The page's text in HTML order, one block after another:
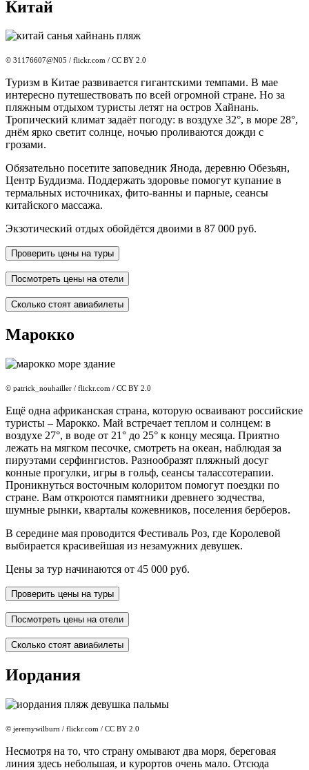
Китай
© 31176607@N05 / flickr.com / CC BY 2.0
Туризм в Китае развивается гигантскими темпами. В мае
интересно путешествовать по всей огромной стране. Но за
пляжным отдыхом туристы летят на остров Хайнань.
Тропический климат задаёт погоду: в воздухе 32°, в море 28°,
днём ярко светит солнце, ночью проливаются дожди с
грозами.
Обязательно посетите заповедник Янода, деревню Обезьян,
Центр Буддизма. Поддержать здоровье помогут купание в
термальных источниках, фито-ванны и парные, сеансы
китайского массажа.
Экзотический отдых обойдётся двоими в 87 000 руб.
Проверить цены на туры
Посмотреть цены на отели
Сколько стоят авиабилеты
Марокко
© patrick_nouhailler / flickr.com / CC BY 2.0
Ещё одна африканская страна, которую осваивают российские
туристы – Марокко. Май встречает теплом и солнцем: в
воздухе 27°, в воде от 21° до 25° к концу месяца. Приятно
лежать на мягком песочке, смотреть на океан, наблюдая за
пируэтами серфингистов. Разнообразят пляжный досуг
конные прогулки, игры в гольф, сеансы талассотерапии.
Проникнуться восточным колоритом помогут поездки по
стране. Вам откроются памятники древнего зодчества,
шумные рынки, кварталы кожевников, поселения берберов.
В середине мая проводится Фестиваль Роз, где Королевой
выбирается красивейшая из незамужних девушек.
Цены за тур начинаются от 45 000 руб.
Проверить цены на туры
Посмотреть цены на отели
Сколько стоят авиабилеты
Иордания
© jeremywilburn / flickr.com / CC BY 2.0
Несмотря на то, что страну омывают два моря, береговая
линия здесь небольшая, и курортов очень мало. Отсюда